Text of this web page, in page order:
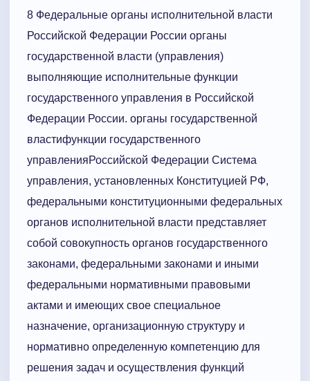
8 Федеральные органы исполнительной власти
Российской Федерации России органы
государственной власти (управления)
выполняющие исполнительные функции
государственного управления в Российской
Федерации России. органы государственной
властифункции государственного
управленияРоссийской Федерации Система
управления, установленных Конституцией РФ,
федеральными конституционными федеральных
органов исполнительной власти представляет
собой совокупность органов государственного
законами, федеральными законами и иными
федеральными нормативными правовыми
актами и имеющих свое специальное
назначение, организационную структуру и
нормативно определенную компетенцию для
решения задач и осуществления функций